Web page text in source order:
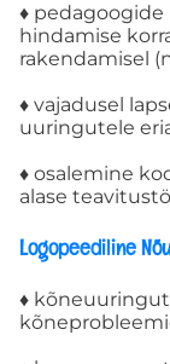
♦ pedagoogide
hindamise
rakendamisel
♦ vajadusel
uuringutele
♦ osalemine
alase
Logopeediline
♦